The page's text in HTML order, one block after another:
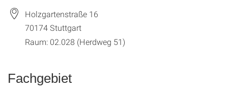
Holzgartenstraße 16
70174Stuttgart
Raum: 02.028 (Herdweg 51)
Fachgebiet